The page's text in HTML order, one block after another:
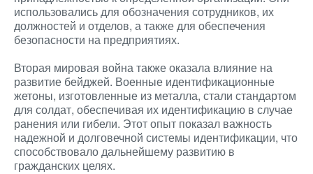
использовались для обозначения сотрудников, их
должностей и отделов, а также для обеспечения
безопасности на предприятиях.
Вторая мировая война также оказала влияние на
развитие бейджей. Военные идентификационные
жетоны, изготовленные из металла, стали стандартом
для солдат, обеспечивая их идентификацию в случае
ранения или гибели. Этот опыт показал важность
надежной и долговечной системы идентификации, что
способствовало дальнейшему развитию в
гражданских целях.